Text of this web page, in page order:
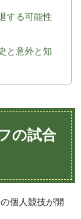
する可能性
と意外と知
の試合
個人競技が開